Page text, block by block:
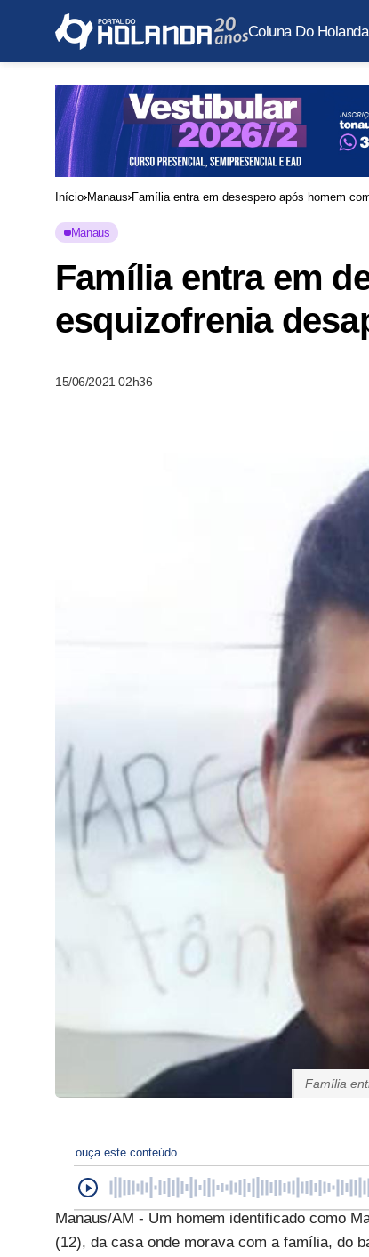
Coluna Do Holanda
Início Manaus Família entra em desespero após homem
Manaus
Família entra em
esquizofrenia
15/06/2021 02h36
Família
ouça este conteúdo
Manaus/AM - Um homem identificado como
(12), da casa onde morava com a família, do